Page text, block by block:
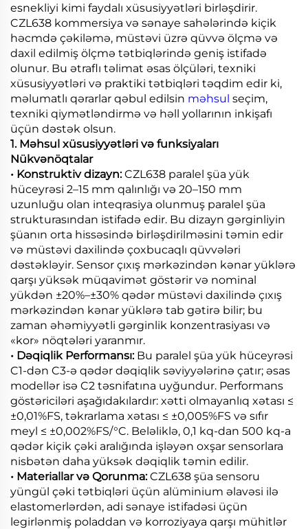
esnekliyi kimi faydalı xüsusiyyətləri birləşdirir.
CZL638 kommersiya və sənaye sahələrində kiçik
həcmdə çəkiləmə, müstəvi üzrə qüvvə ölçmə və
daxil edilmiş ölçmə tətbiqlərində geniş istifadə
olunur. Bu ətraflı təlimat əsas ölçüləri, texniki
xüsusiyyətləri və praktiki tətbiqləri təqdim edir ki,
məlumatlı qərarlar qəbul edilsin məhsul seçim,
texniki qiymətləndirmə və həll yollarının inkişafı
üçün dəstək olsun.
1. Məhsul xüsusiyyətləri və funksiyaları
Nükvənöqtalar
• Konstruktiv dizayn:CZL638 paralel şüa yük
hüceyrəsi 2–15 mm qalınlığı və 20–150 mm
uzunluğu olan inteqrasiya olunmuş paralel şüa
strukturasından istifadə edir. Bu dizayn gərginliyin
şüanın orta hissəsində birləşdirilməsini təmin edir
və müstəvi daxilində çoxbucaqlı qüvvələri
dəstəkləyir. Sensor çıxış mərkəzindən kənar yüklərə
qarşı yüksək müqavimət göstərir və nominal
yükdən ±20%–±30% qədər müstəvi daxilində çıxış
mərkəzindən kənar yüklərə tab gətirə bilir; bu
zaman əhəmiyyətli gərginlik konzentrasiyası və
«kor» nöqtələri yaranmır.
• Dəqiqlik Performansı: Bu paralel şüa yük hüceyrəsi
C1-dən C3-ə qədər dəqiqlik səviyyələrinə çatır; əsas
modellər isə C2 təsnifatına uyğundur. Performans
göstəriciləri aşağıdakılardır: xətti olmayanlıq xətası ≤
±0,01%FS, təkrarlama xətası ≤ ±0,005%FS və sıfır
meyl ≤ ±0,002%FS/°C. Beləliklə, 0,1 kq-dan 500 kq-a
qədər kiçik çəki aralığında işləyən oxşar sensorlara
nisbətən daha yüksək dəqiqlik təmin edilir.
• Materiallar və Qorunma:CZL638 şüa sensoru
yüngül çəki tətbiqləri üçün alüminium əlavəsi ilə
elastomerlərdən, adi sənaye istifadəsi üçün
legirlənmiş poladdan və korroziyaya qarşı mühitlər